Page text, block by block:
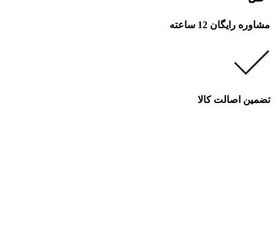
مشاوره رایگان 12 ساعته
تضمین اصالت کالا